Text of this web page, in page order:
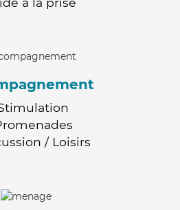
/ Loisirs